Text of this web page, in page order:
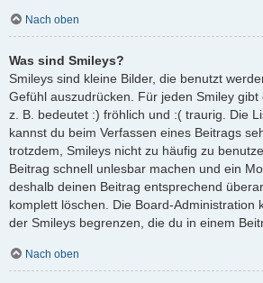
Nach oben
Was sind Smileys?
Smileys sind kleine Bilder, die benutzt
Gefühl auszudrücken. Für jeden Smiley gibt
z. B. bedeutet :) fröhlich und :( traurig. Die
kannst du beim Verfassen eines Beitrags
trotzdem, Smileys nicht zu häufig zu
Beitrag schnell unlesbar machen und ein
deshalb deinen Beitrag entsprechend
komplett löschen. Die Board-Administration
der Smileys begrenzen, die du in einem
Nach oben